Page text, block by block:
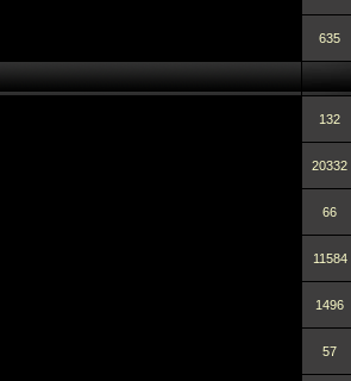
635
132
20332
66
11584
1496
57